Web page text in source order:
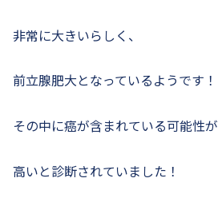
非常に大きいらしく、
前立腺肥大となっているようです！
その中に癌が含まれている可能性が
高いと診断されていました！